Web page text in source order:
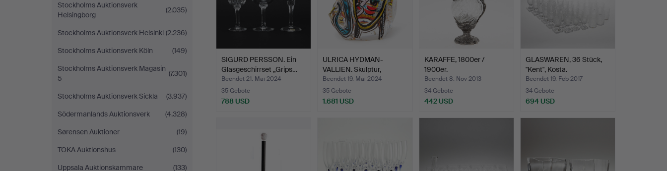
Stockholms Auktionsverk
Helsingborg
(2.035)
Stockholms Auktionsverk Helsinki (2.236)
Stockholms Auktionsverk Köln
(149)
Stockholms Auktionsverk Magasin
5
(7.301)
Stockholms Auktionsverk Sickla
(3.937)
Södermanlands Auktionsverk
(4.328)
Sørensen Auktioner
(19)
TOKA Auktionshus
(130)
Uppsala Auktionskammare
(133)
SIGURD PERSSON. Ein
Glasgeschirrset „Grips…
Beendet 21. Mai 2024
35 Gebote
788 USD
ULRICA HYDMAN-
VALLIEN. Skulptur,
bemalter …
Beendet 19. Mai 2024
35 Gebote
1.681 USD
KARAFFE, 1800er /
1900er.
Beendet 8. Nov 2013
34 Gebote
442 USD
GLASWAREN, 36 Stück,
"Kent", Kosta.
Beendet 19. Feb 2017
34 Gebote
694 USD